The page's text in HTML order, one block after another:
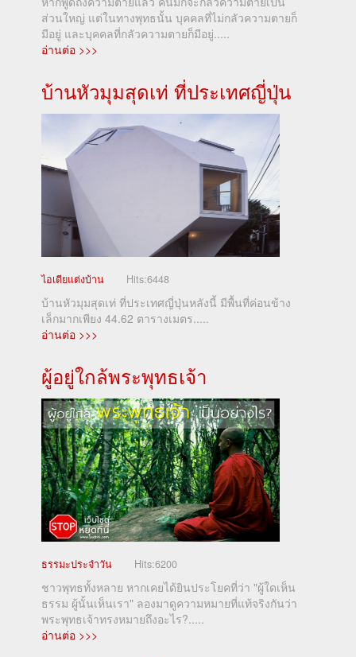
ส่วนใหญ่ แต่ในทางพุทธนั้น บุคคลที่ไม่กลัวความตายก็
มีอยู่ และบุคคลที่กลัวความตายก็มีอยู่.....
อ่านต่อ >>>
บ้านหัวมุมสุดเท่ ที่ประเทศญี่ปุ่น
ไอเดียแต่งบ้าน Hits:6448
บ้านหัวมุมสุดเท่ ที่ประเทศญี่ปุ่นหลังนี้ มีพื้นที่ค่อนข้าง
เล็กมากเพียง 44.62 ตารางเมตร.....
อ่านต่อ >>>
ผู้อยู่ใกล้พระพุทธเจ้า
ธรรมะประจำวัน Hits:6200
ชาวพุทธทั้งหลาย หากเคยได้ยินประโยคที่ว่า "ผู้ใดเห็น
ธรรม ผู้นั้นเห็นเรา" ลองมาดูความหมายที่แท้จริงกันว่า
พระพุทธเจ้าทรงหมายถึงอะไร?.....
อ่านต่อ >>>